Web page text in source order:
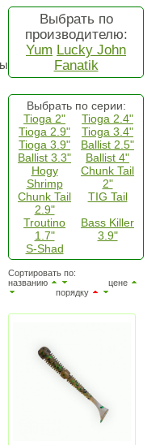
Выбрать по
производителю:
Yum Lucky John
Fanatik
Выбрать по серии:
Tioga 2"
Tioga 2.4"
Tioga 2.9"
Tioga 3.4"
Tioga 3.9"
Ballist 2.5"
Ballist 3.3"
Ballist 4"
Hogy
Shrimp
Chunk Tail
2"
Chunk Tail
2.9"
TIG Tail
Troutino
1.7"
Bass Killer
3.9"
S-Shad
Сортировать по:
названию
цене
порядку